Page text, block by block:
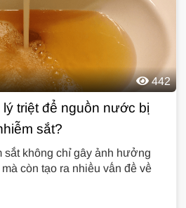
442
triệt để nguồn nước bị
sắt?
không chỉ gây ảnh hưởng
còn tạo ra nhiều vấn đề về